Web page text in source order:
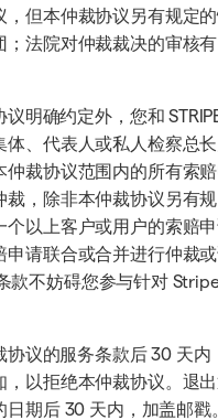
但本仲裁协议另有规定
；法院对仲裁裁决的审核有
议明确约定外，您和
体、代表人或私人检察总
裁协议范围内的所有索
裁，除非本仲裁协议另有规
个以上客户或用户的索赔
请联合或合并进行仲裁
款不妨碍您参与针对
协议的服务条款后 30 天内
以拒绝本仲裁协议。退
期后 30 天内，加盖邮戳